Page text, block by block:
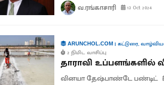
வ.ரங்காசாரி 13 Oct 2024
ARUNCHOL.COM| கட்டுரை,
2 நிமிட வாசிப்பு
தாராவி உப்பளங்களில்
வினயா தேஷ்பாண்டே பண்டிட்